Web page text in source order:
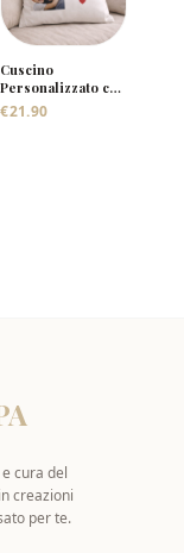
Cuscino
Personalizzato con
Foto e Nomi
€21.90
cura del
creazioni
per te.